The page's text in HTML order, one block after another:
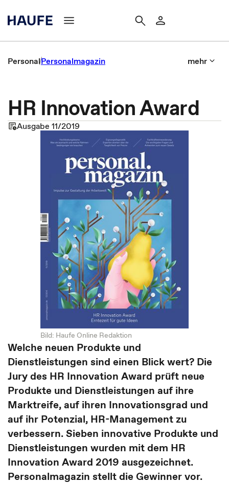
PersonalPersonalmagazin mehr
HR Innovation Award
Ausgabe 11/2019
Bild: Haufe Online Redaktion
Welche neuen Produkte und
Dienstleistungen sind einen Blick wert? Die
Jury des HR Innovation Award prüft neue
Produkte und Dienstleistungen auf ihre
Marktreife, auf ihren Innovationsgrad und
auf ihr Potenzial, HR-Management zu
verbessern. Sieben innovative Produkte und
Dienstleistungen wurden mit dem HR
Innovation Award 2019 ausgezeichnet.
Personalmagazin stellt die Gewinner vor.